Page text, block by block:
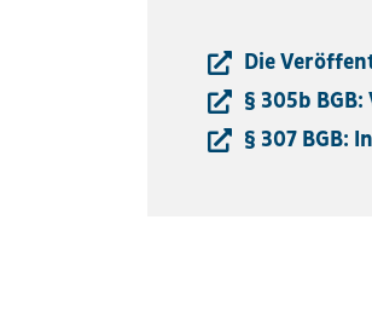
Die
§ 305b
§ 307 BGB: